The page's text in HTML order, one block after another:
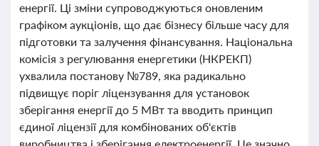
енергії. Ці зміни супроводжуються оновленим
графіком аукціонів, що дає бізнесу більше часу для
підготовки та залучення фінансування. Національна
комісія з регулювання енергетики (НКРЕКП)
ухвалила постанову №789, яка радикально
підвищує поріг ліцензування для установок
зберігання енергії до 5 МВт та вводить принцип
єдиної ліцензії для комбінованих об'єктів